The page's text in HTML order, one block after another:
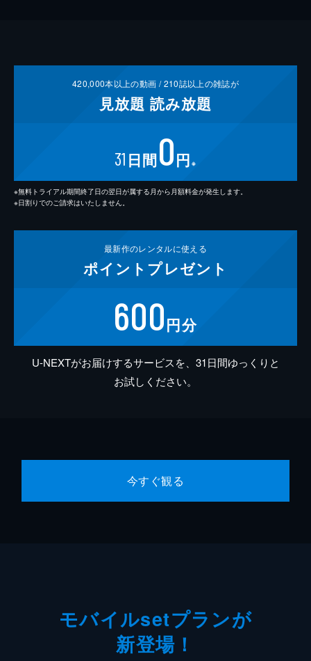
420,000本以上の動画 /210誌以上の雑誌が
見放題 読み放題
31 日間0円 ※
※無料トライアル期間終了日の翌日が属する月から月額料金が発生します。
※日割りでのご請求はいたしません。
最新作のレンタルに使える
ポイント プレゼント
600円分
U-NEXTがお届けするサービスを、31日間ゆっくりと
お試しください。
今すぐ観る
モバイルsetプランが
新登場！